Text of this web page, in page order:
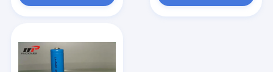
Pakiety baterii litowo-jonowych